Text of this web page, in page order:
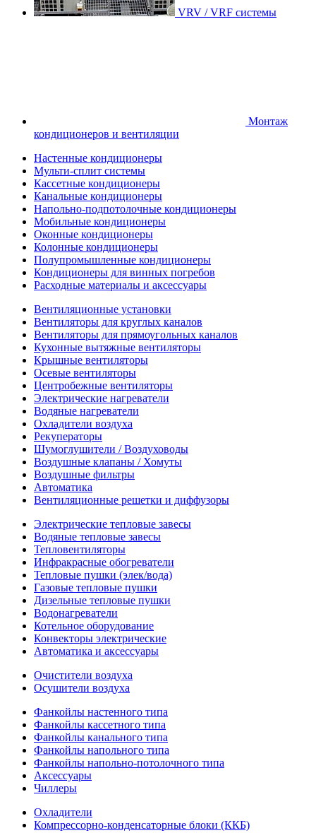
VRV / VRF системы
Монтаж
кондиционеров и вентиляции
Настенные кондиционеры
Мульти-сплит системы
Кассетные кондиционеры
Канальные кондиционеры
Напольно-подпотолочные кондиционеры
Мобильные кондиционеры
Оконные кондиционеры
Колонные кондиционеры
Полупромышленные кондиционеры
Кондиционеры для винных погребов
Расходные материалы и аксессуары
Вентиляционные установки
Вентиляторы для круглых каналов
Вентиляторы для прямоугольных каналов
Кухонные вытяжные вентиляторы
Крышные вентиляторы
Осевые вентиляторы
Центробежные вентиляторы
Электрические нагреватели
Водяные нагреватели
Охладители воздуха
Рекуператоры
Шумоглушители / Воздуховоды
Воздушные клапаны / Хомуты
Воздушные фильтры
Автоматика
Вентиляционные решетки и диффузоры
Электрические тепловые завесы
Водяные тепловые завесы
Тепловентиляторы
Инфракрасные обогреватели
Тепловые пушки (элек/вода)
Газовые тепловые пушки
Дизельные тепловые пушки
Водонагреватели
Котельное оборудование
Конвекторы электрические
Автоматика и аксессуары
Очистители воздуха
Осушители воздуха
Фанкойлы настенного типа
Фанкойлы кассетного типа
Фанкойлы канального типа
Фанкойлы напольного типа
Фанкойлы напольно-потолочного типа
Аксессуары
Чиллеры
Охладители
Компрессорно-конденсаторные блоки (ККБ)